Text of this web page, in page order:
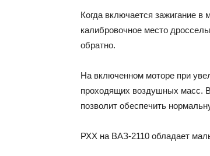
Когда включается зажигание в
калибровочное место
обратно.
На включенном моторе при
проходящих воздушных масс.
позволит обеспечить
РХХ на ВАЗ-2110 обладает